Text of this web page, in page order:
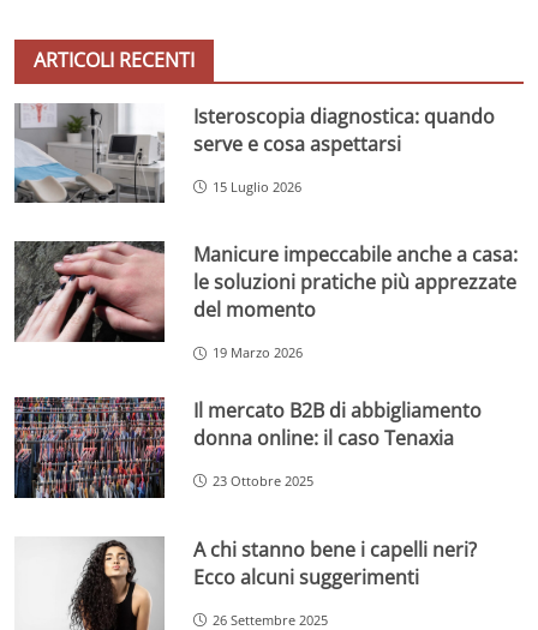
ARTICOLI RECENTI
Isteroscopia diagnostica: quando
serve e cosa aspettarsi
15 Luglio 2026
Manicure impeccabile anche a casa:
le soluzioni pratiche più apprezzate
del momento
19 Marzo 2026
Il mercato B2B di abbigliamento
donna online: il caso Tenaxia
23 Ottobre 2025
A chi stanno bene i capelli neri?
Ecco alcuni suggerimenti
26 Settembre 2025